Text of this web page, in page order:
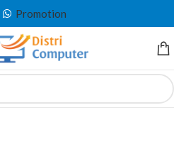
Promotion